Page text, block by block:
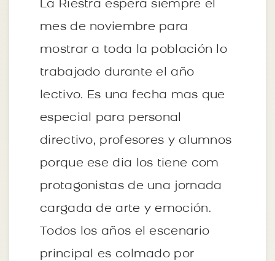
La Riestra espera siempre el
mes de noviembre para
mostrar a toda la población lo
trabajado durante el año
lectivo. Es una fecha mas que
especial para personal
directivo, profesores y alumnos
porque ese dia los tiene com
protagonistas de una jornada
cargada de arte y emoción.
Todos los años el escenario
principal es colmado por